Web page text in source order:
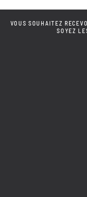
VOUS SOUHAITEZ
SOYEZ